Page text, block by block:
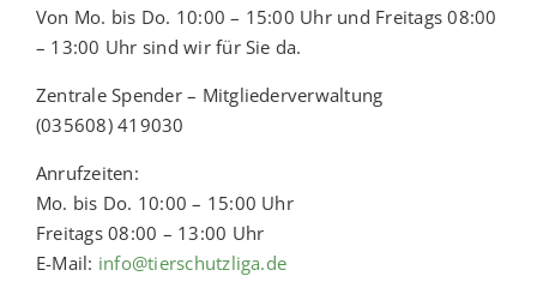
Von Mo. bis Do. 10:00 – 15:00 Uhr und Freitags 08:00
– 13:00 Uhr sind wir für Sie da.
Zentrale Spender – Mitgliederverwaltung
(035608) 419030
Anrufzeiten:
Mo. bis Do. 10:00 – 15:00 Uhr
Freitags 08:00 – 13:00 Uhr
E-Mail: info@tierschutzliga.de